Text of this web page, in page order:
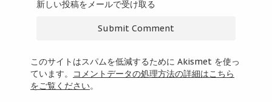
新しい投稿をメールで受け取る
このサイトはスパムを低減するために Akismet を使っ
ています。
コメントデータの処理方法の詳細はこちら
をご覧ください。